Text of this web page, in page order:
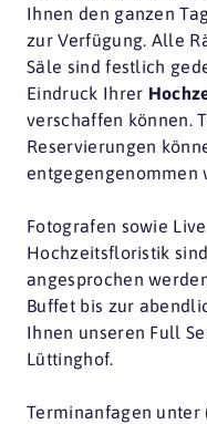
Ihnen den ganzen
zur Verfügung. Alle
Säle sind festlich
Eindruck Ihrer
verschaffen können.
Reservierungen
entgegengenommen
Fotografen sowie
Hochzeitsfloristik
angesprochen
Buffet bis zur
Ihnen unseren Full
Lüttinghof.
Terminanfagen unter